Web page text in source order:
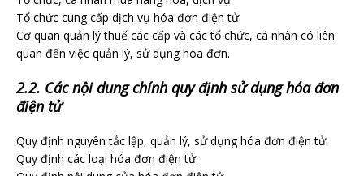
Tổ chức cung cấp dịch vụ hóa đơn điện tử.
Cơ quan quản lý thuế các cấp và các tổ chức, cá nhân có liên
quan đến việc quản lý, sử dụng hóa đơn.
2.2. Các nội dung chính quy định sử dụng hóa đơn
điện tử
Quy định nguyên tắc lập, quản lý, sử dụng hóa đơn điện tử.
Quy định các loại hóa đơn điện tử.